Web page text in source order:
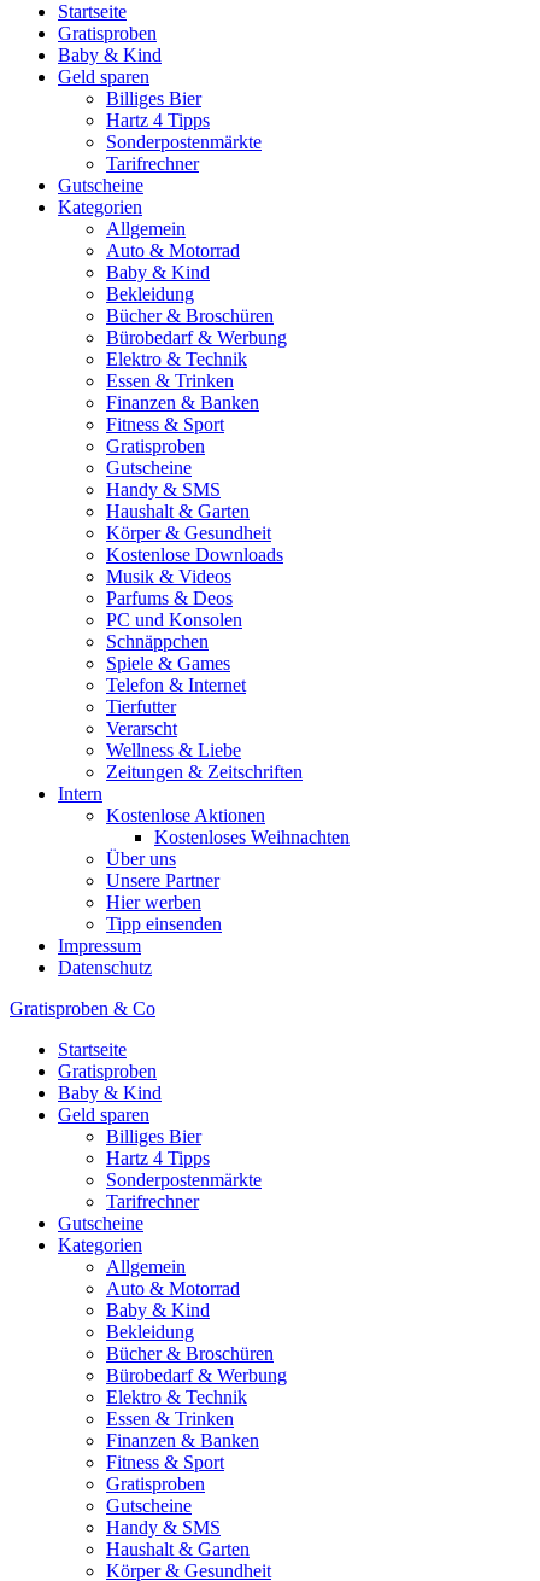
Startseite
Gratisproben
Baby & Kind
Geld sparen
Billiges Bier
Hartz 4 Tipps
Sonderpostenmärkte
Tarifrechner
Gutscheine
Kategorien
Allgemein
Auto & Motorrad
Baby & Kind
Bekleidung
Bücher & Broschüren
Bürobedarf & Werbung
Elektro & Technik
Essen & Trinken
Finanzen & Banken
Fitness & Sport
Gratisproben
Gutscheine
Handy & SMS
Haushalt & Garten
Körper & Gesundheit
Kostenlose Downloads
Musik & Videos
Parfums & Deos
PC und Konsolen
Schnäppchen
Spiele & Games
Telefon & Internet
Tierfutter
Verarscht
Wellness & Liebe
Zeitungen & Zeitschriften
Intern
Kostenlose Aktionen
Kostenloses Weihnachten
Über uns
Unsere Partner
Hier werben
Tipp einsenden
Impressum
Datenschutz
Gratisproben & Co
Startseite
Gratisproben
Baby & Kind
Geld sparen
Billiges Bier
Hartz 4 Tipps
Sonderpostenmärkte
Tarifrechner
Gutscheine
Kategorien
Allgemein
Auto & Motorrad
Baby & Kind
Bekleidung
Bücher & Broschüren
Bürobedarf & Werbung
Elektro & Technik
Essen & Trinken
Finanzen & Banken
Fitness & Sport
Gratisproben
Gutscheine
Handy & SMS
Haushalt & Garten
Körper & Gesundheit